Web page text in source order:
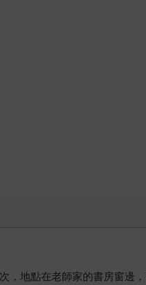
，地點在老師家的書房窗邊